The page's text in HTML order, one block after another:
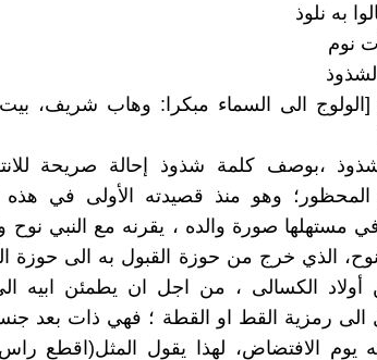
به نلوذ
نوم
[الولوج الى السماء مبكرا: وهاب شريف،
،بوصف كلمة شذوذ إحالة صريحة
وهو منذ قصيدته الأولى في هذه
مستهلها صورة والده ، يقرنه مع النبي نوح
الذي خرج من حوزة القبول به الى حوزة
الكسالى ، من اجل ان يطمئن ابيه
الى رمزية القط او القطة ؛ فهي ذات بعد
يوم الافتضاض، لهذا يقول المثل(اقطع